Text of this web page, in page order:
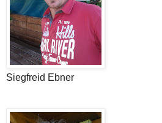
Siegfreid Ebner